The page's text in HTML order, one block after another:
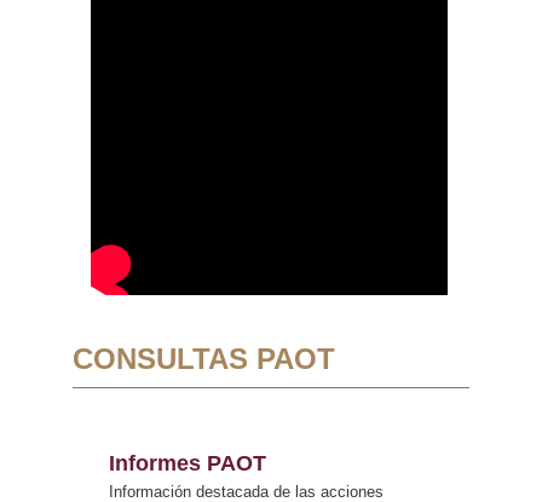
CONSULTAS PAOT
Informes PAOT
Información destacada de las acciones